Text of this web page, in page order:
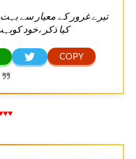
‏تیرے غرور کے معیار سے بہت
کیا ذکر ،خود